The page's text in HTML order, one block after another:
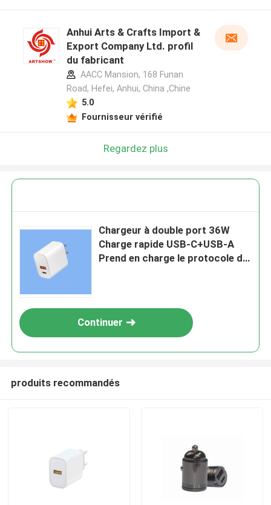
Anhui Arts & Crafts Import &
Export Company Ltd. profil
du fabricant
AACC Mansion, 168 Funan
Road, Hefei, Anhui, China ,Chine
5.0
Fournisseur vérifié
Regardez plus
Chargeur à double port 36W
Charge rapide USB-C+USB-A
Prend en charge le protocole de
Continuer
produits recommandés